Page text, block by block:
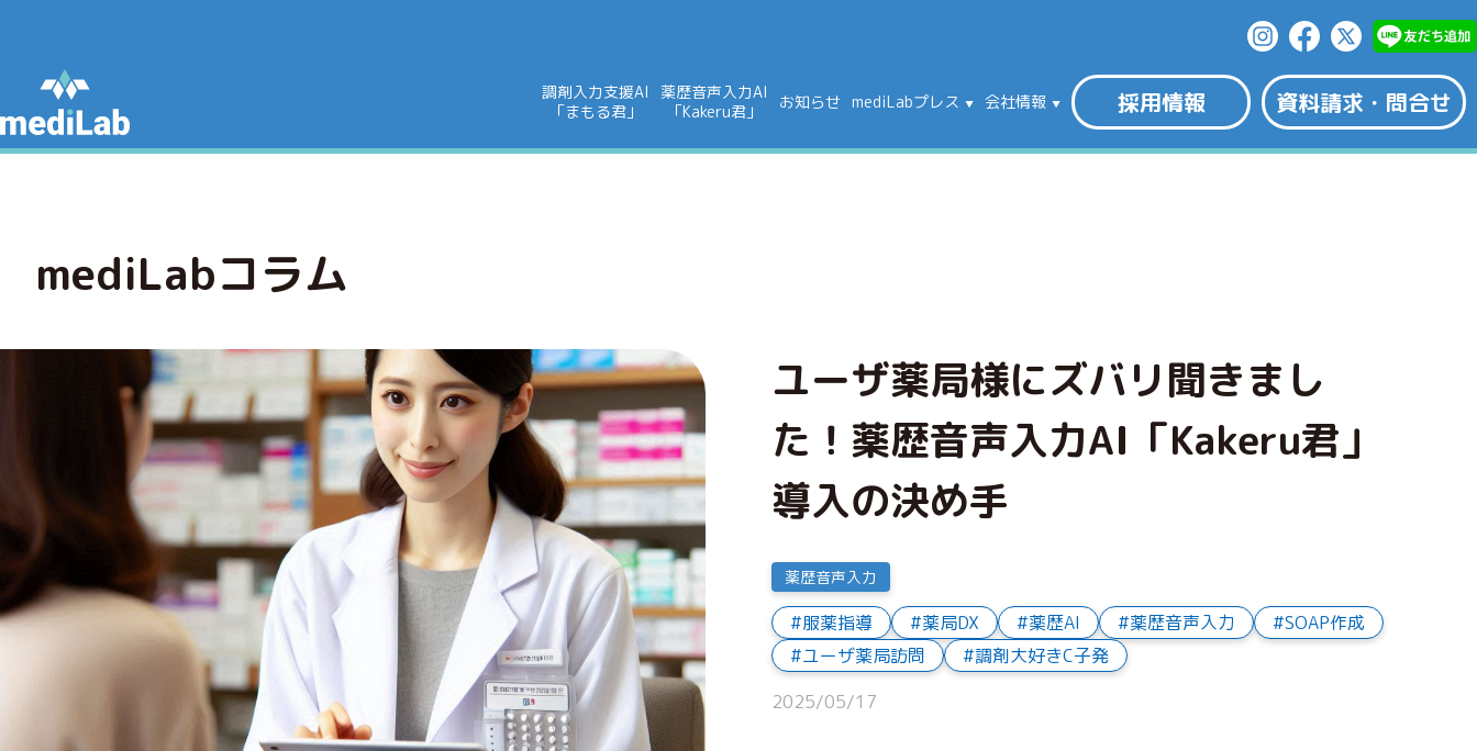
調剤入力支援AI
「まもる君」
薬歴音声入力AI
「Kakeru君」
お知らせ mediLabプレス 会社情報 採用情報 資料請求・問合せ
mediLabコラム
ユーザ薬局様にズバリ聞きまし
た！薬歴音声入力AI「Kakeru君」
導入の決め手
薬歴音声入力
服薬指導 薬局DX 薬歴AI 薬歴音声入力
SOAP作成
ユーザ薬局訪問
調剤大好きC子発
2025/05/17